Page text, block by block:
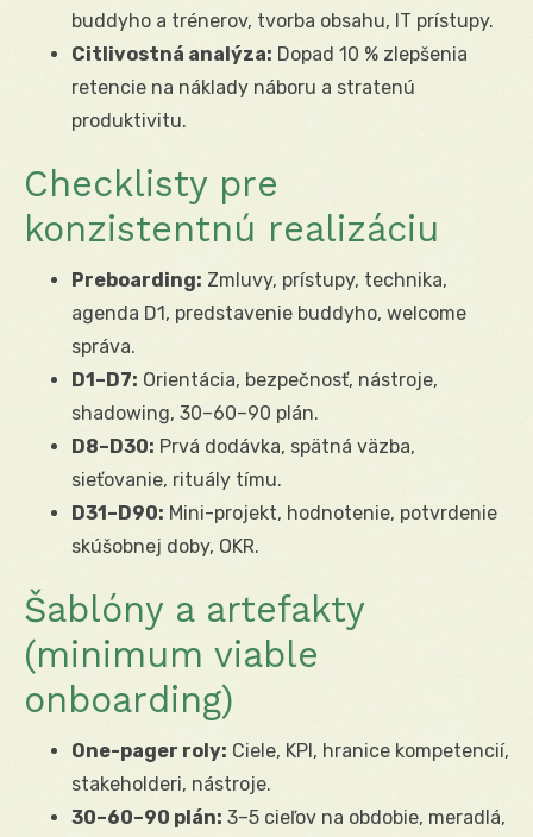
buddyho a trénerov, tvorba obsahu, IT prístupy.
Citlivostná analýza: Dopad 10 % zlepšenia
retencie na náklady náboru a stratenú
produktivitu.
Checklisty pre
konzistentnú realizáciu
Preboarding: Zmluvy, prístupy, technika,
agenda D1, predstavenie buddyho, welcome
správa.
D1–D7: Orientácia, bezpečnosť, nástroje,
shadowing, 30–60–90 plán.
D8–D30: Prvá dodávka, spätná väzba,
sieťovanie, rituály tímu.
D31–D90: Mini-projekt, hodnotenie, potvrdenie
skúšobnej doby, OKR.
Šablóny a artefakty
(minimum viable
onboarding)
One-pager roly: Ciele, KPI, hranice kompetencií,
stakeholderi, nástroje.
30–60–90 plán: 3–5 cieľov na obdobie, meradlá,